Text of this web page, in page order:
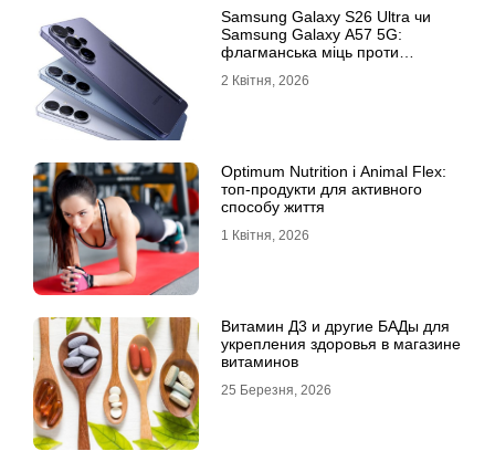
Samsung Galaxy S26 Ultra чи
Samsung Galaxy A57 5G:
флагманська міць проти
2 Квітня, 2026
Optimum Nutrition і Animal Flex:
топ-продукти для активного
способу життя
1 Квітня, 2026
Витамин Д3 и другие БАДы для
укрепления здоровья в магазине
витаминов
25 Березня, 2026